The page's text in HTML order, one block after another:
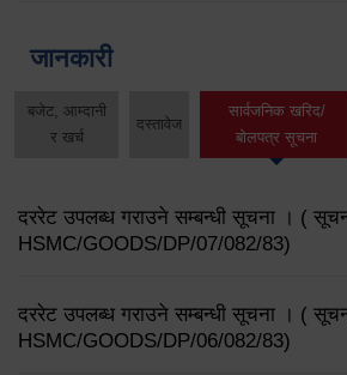
जानकारी
बजेट, आम्दानी
र खर्च
दस्तावेज
सार्वजनिक खरिद/
बोलपत्र सूचना
दररेट उपलब्ध गराउने सम्बन्धी सूचना । (
HSMC/GOODS/DP/07/082/83)
दररेट उपलब्ध गराउने सम्बन्धी सूचना । (
HSMC/GOODS/DP/06/082/83)